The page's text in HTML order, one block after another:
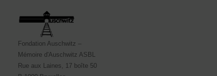
Fondation Auschwitz –
Mémoire d'Auschwitz ASBL
Rue aux Laines, 17 boîte 50